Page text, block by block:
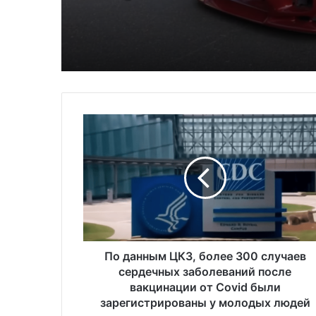
населения в США
Америка имеет
а
н
м
Ц
По данным ЦКЗ, более 300 случаев
сердечных заболеваний после
вакцинации от Covid были
зарегистрированы у молодых людей